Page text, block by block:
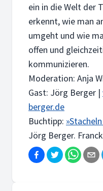
ein in die Welt der
erkennt, wie man
umgeht und wie
offen und
kommunizieren.
Moderation: Anja
Gast: Jörg Berger |
berger.de
Buchtipp:
Jörg Berger.